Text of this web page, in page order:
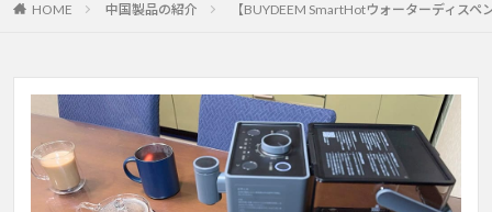
HOME 中国製品の紹介 【BUYDEEM SmartHotウォーターディス